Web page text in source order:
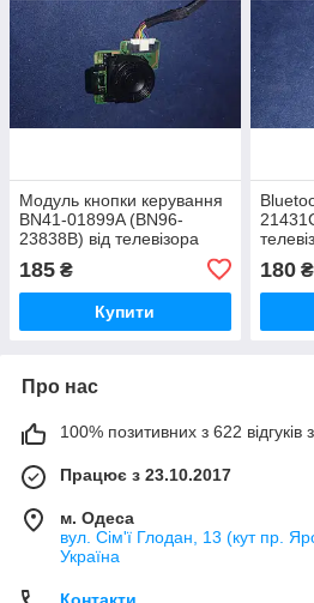
Модуль кнопки керування
BN41-01899A (BN96-
23838B) від телевізора
Samsung UE32EH6037K.
Модуль цілий,
перевірений, стан добрий.
185 ₴
Купити
180₴
Про нас
100% позитивних з 622 відгуків
Працює з 23.10.2017
м. Одеса
вул. Сім'ї Глодан, 13 (кут пр.
Україна